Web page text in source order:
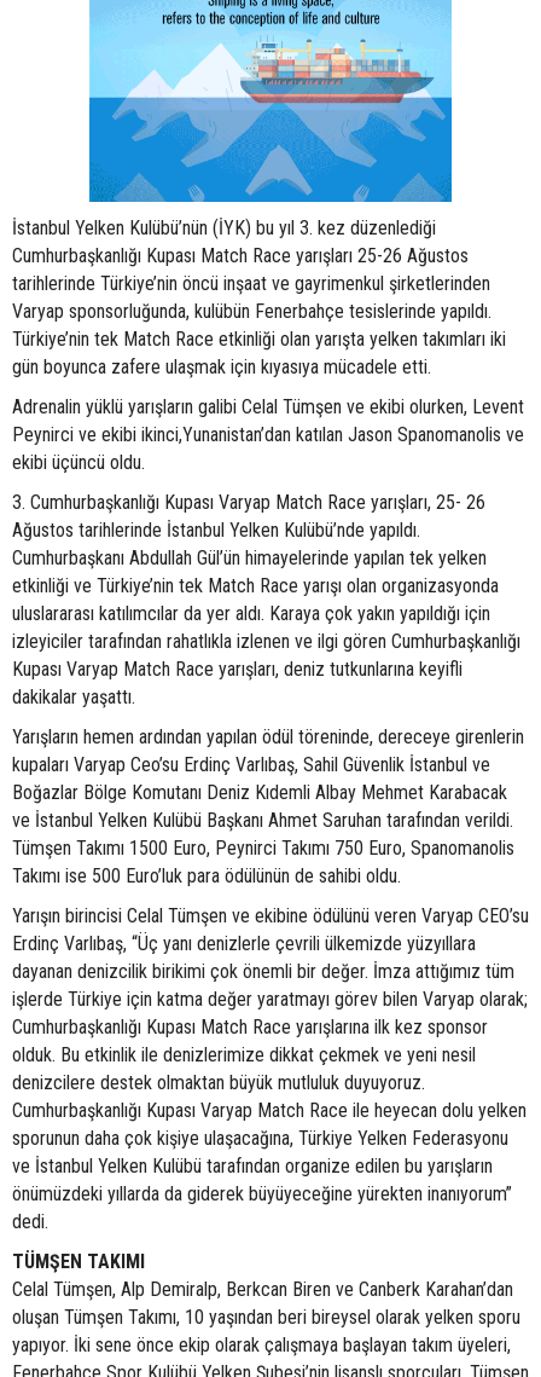
İstanbul Yelken Kulübü’nün (İYK) bu yıl 3. kez düzenlediği
Cumhurbaşkanlığı Kupası Match Race yarışları 25-26 Ağustos
tarihlerinde Türkiye’nin öncü inşaat ve gayrimenkul şirketlerinden
Varyap sponsorluğunda, kulübün Fenerbahçe tesislerinde yapıldı.
Türkiye’nin tek Match Race etkinliği olan yarışta yelken takımları iki
gün boyunca zafere ulaşmak için kıyasıya mücadele etti.
Adrenalin yüklü yarışların galibi Celal Tümşen ve ekibi olurken, Levent
Peynirci ve ekibi ikinci,Yunanistan’dan katılan Jason Spanomanolis ve
ekibi üçüncü oldu.
3. Cumhurbaşkanlığı Kupası Varyap Match Race yarışları, 25- 26
Ağustos tarihlerinde İstanbul Yelken Kulübü’nde yapıldı.
Cumhurbaşkanı Abdullah Gül’ün himayelerinde yapılan tek yelken
etkinliği ve Türkiye’nin tek Match Race yarışı olan organizasyonda
uluslararası katılımcılar da yer aldı. Karaya çok yakın yapıldığı için
izleyiciler tarafından rahatlıkla izlenen ve ilgi gören Cumhurbaşkanlığı
Kupası Varyap Match Race yarışları, deniz tutkunlarına keyifli
dakikalar yaşattı.
Yarışların hemen ardından yapılan ödül töreninde, dereceye girenlerin
kupaları Varyap Ceo’su Erdinç Varlıbaş, Sahil Güvenlik İstanbul ve
Boğazlar Bölge Komutanı Deniz Kıdemli Albay Mehmet Karabacak
ve İstanbul Yelken Kulübü Başkanı Ahmet Saruhan tarafından verildi.
Tümşen Takımı 1500 Euro, Peynirci Takımı 750 Euro, Spanomanolis
Takımı ise 500 Euro’luk para ödülünün de sahibi oldu.
Yarışın birincisi Celal Tümşen ve ekibine ödülünü veren Varyap CEO’su
Erdinç Varlıbaş, “Üç yanı denizlerle çevrili ülkemizde yüzyıllara
dayanan denizcilik birikimi çok önemli bir değer. İmza attığımız tüm
işlerde Türkiye için katma değer yaratmayı görev bilen Varyap olarak;
Cumhurbaşkanlığı Kupası Match Race yarışlarına ilk kez sponsor
olduk. Bu etkinlik ile denizlerimize dikkat çekmek ve yeni nesil
denizcilere destek olmaktan büyük mutluluk duyuyoruz.
Cumhurbaşkanlığı Kupası Varyap Match Race ile heyecan dolu yelken
sporunun daha çok kişiye ulaşacağına, Türkiye Yelken Federasyonu
ve İstanbul Yelken Kulübü tarafından organize edilen bu yarışların
önümüzdeki yıllarda da giderek büyüyeceğine yürekten inanıyorum”
dedi.
TÜMŞEN TAKIMI
Celal Tümşen, Alp Demiralp, Berkcan Biren ve Canberk Karahan’dan
oluşan Tümşen Takımı, 10 yaşından beri bireysel olarak yelken sporu
yapıyor. İki sene önce ekip olarak çalışmaya başlayan takım üyeleri,